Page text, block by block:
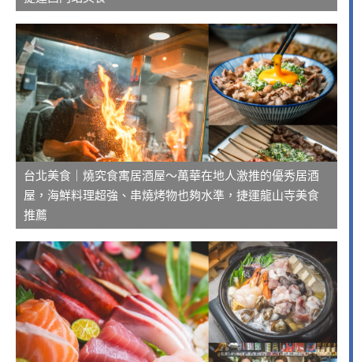
台北美食｜燒究食寓居酒屋～萬華在地人激推的優秀居酒
屋，海鮮料理超強、串燒烤物也夠水準，捷運龍山寺美食
推薦